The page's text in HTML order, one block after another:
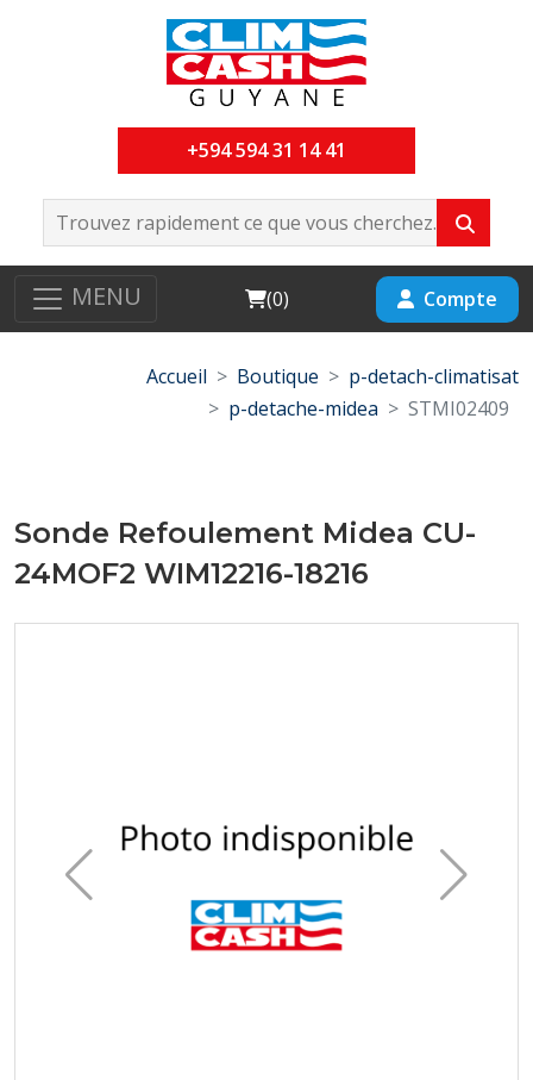
+594 594 31 14 41
MENU Cart
(0) Compte
Accueil Boutique
p-detach-climatisat
p-detache-midea
STMI02409
Sonde Refoulement Midea CU-
24MOF2 WIM12216-18216